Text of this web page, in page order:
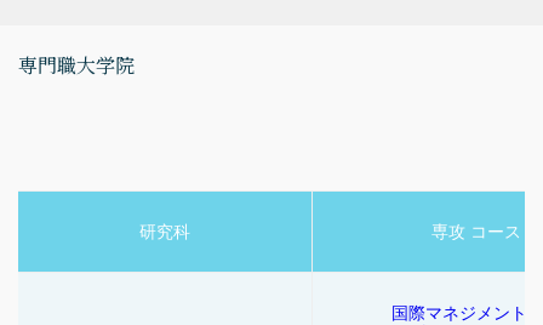
専門職大学院
研究科 専攻 コース
国際マネジメント